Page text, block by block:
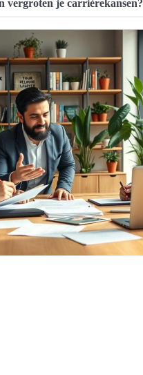
vergroten je carrièrekansen?